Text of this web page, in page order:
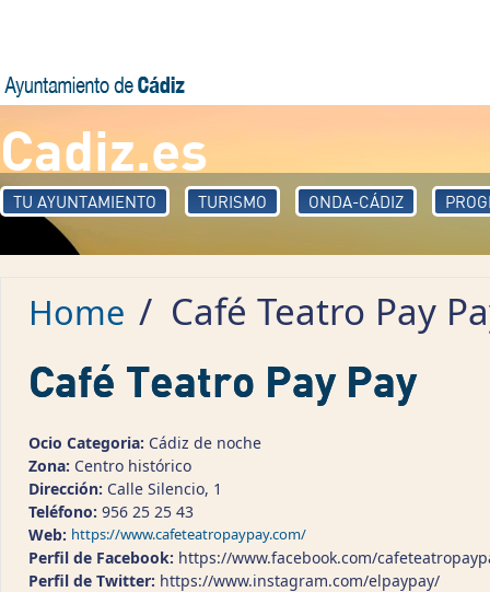
Cadiz.es
TU AYUNTAMIENTO TURISMO ONDA-CÁDIZ
Home / Café Teatro Pay
Café Teatro Pay Pay
Ocio Categoria: Cádiz de noche
Zona: Centro histórico
Dirección: Calle Silencio, 1
Teléfono: 956 25 25 43
Web: https://www.cafeteatropaypay.com/
Perfil de Facebook: https://www.facebook.com/
Perfil de Twitter: https://www.instagram.com/elpaypay/